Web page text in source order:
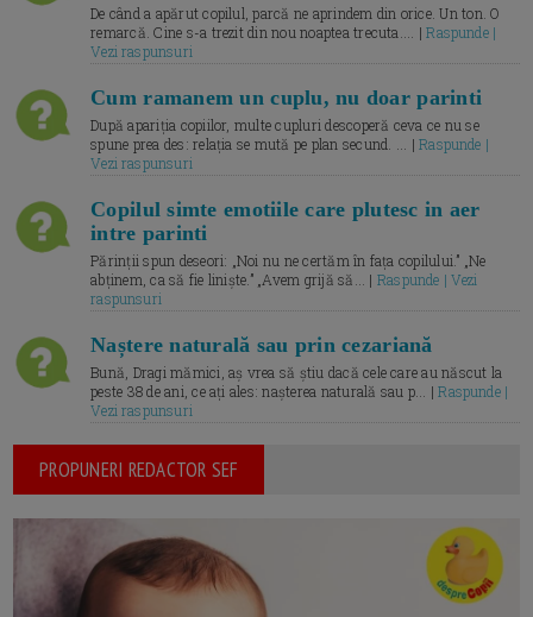
De când a apărut copilul, parcă ne aprindem din orice. Un ton. O
remarcă. Cine s-a trezit din nou noaptea trecuta.... |Raspunde |
Vezi raspunsuri
Cum ramanem un cuplu, nu doar parinti
După apariția copiilor, multe cupluri descoperă ceva ce nu se
spune prea des: relația se mută pe plan secund. ... |Raspunde |
Vezi raspunsuri
Copilul simte emotiile care plutesc in aer
intre parinti
Părinții spun deseori: „Noi nu ne certăm în fața copilului.” „Ne
abținem, ca să fie liniște.” „Avem grijă să... | Raspunde | Vezi
raspunsuri
Naștere naturală sau prin cezariană
Bună, Dragi mămici, aș vrea să știu dacă cele care au născut la
peste 38 de ani, ce ați ales: nașterea naturală sau p... |Raspunde |
Vezi raspunsuri
PROPUNERI REDACTOR SEF